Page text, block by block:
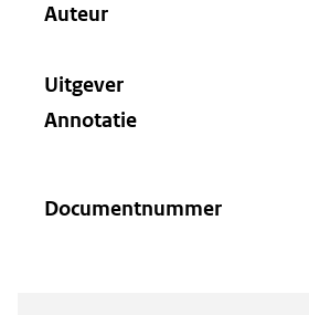
Auteur
Uitgever
Annotatie
Documentnummer